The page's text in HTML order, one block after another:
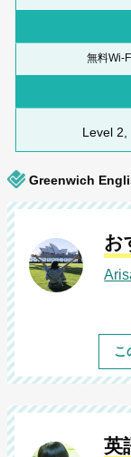
無料Wi-
Level 2,
Greenwich
お
こ
英